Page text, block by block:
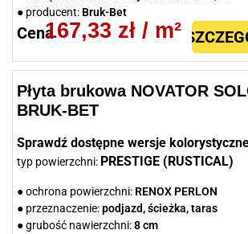
● producent: Bruk-Bet
Cena167,33 zł / m²
Płyta brukowa NOVATOR
BRUK-BET
Sprawdź dostępne wersje
typ powierzchni: PRESTIGE (RUSTICAL)
● ochrona powierzchni: RENOX PERLON
● przeznaczenie:podjazd, ścieżka, taras
● grubość nawierzchni:8 cm